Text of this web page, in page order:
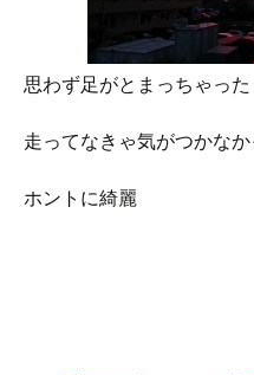
思わず足がとまっちゃった
走ってなきゃ気がつかな
ホントに綺麗